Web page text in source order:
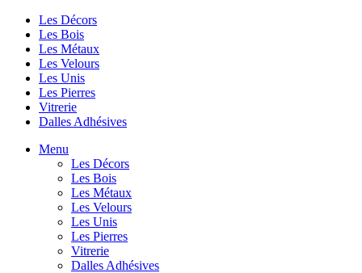
Les Décors
Les Bois
Les Métaux
Les Velours
Les Unis
Les Pierres
Vitrerie
Dalles Adhésives
Menu
Les Décors
Les Bois
Les Métaux
Les Velours
Les Unis
Les Pierres
Vitrerie
Dalles Adhésives